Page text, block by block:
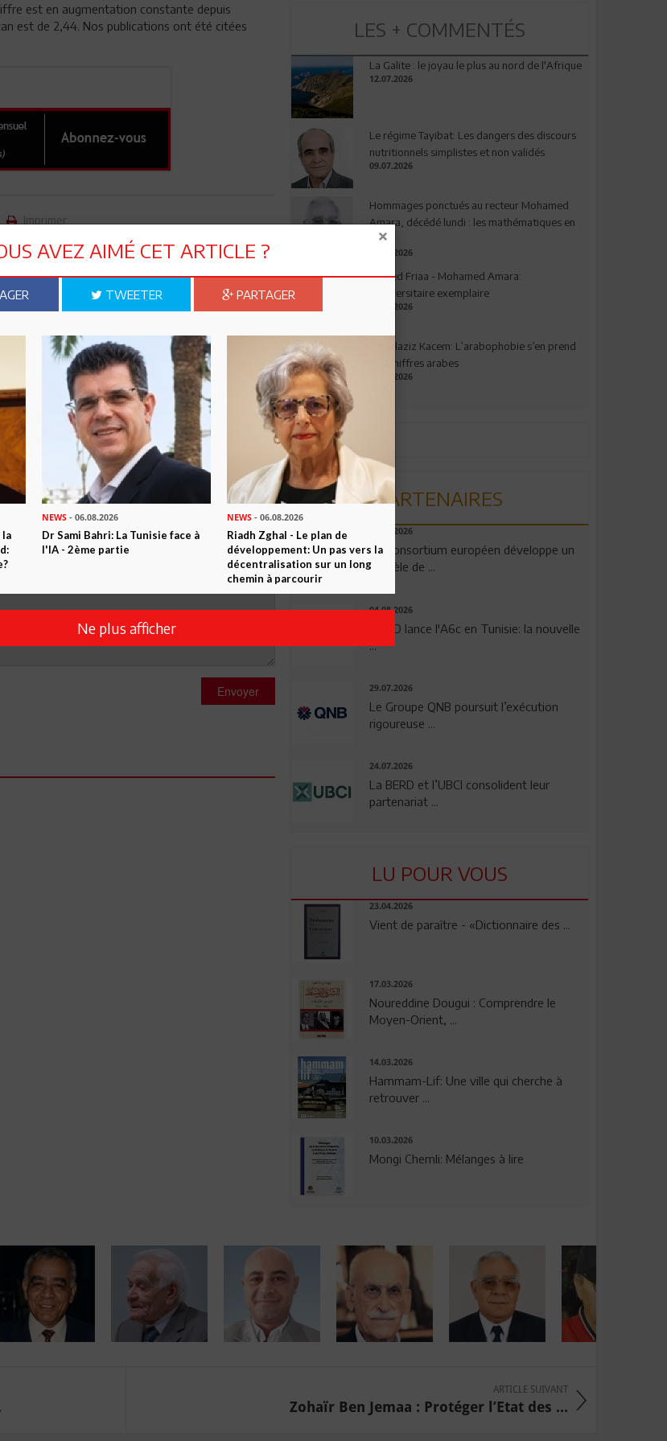
est en augmentation constante depuis
est de 2,44. Nos publications ont été citées
Imprimer
LE AVEC VOS AMIS !
ABONNEZ-VOUS
ARTICLE
1Commentaire
Commenter
Envoyer
LES + COMMENTÉS
La Galite : le joyau le plus au nord de l'Afrique
12.07.2026
Le régime Tayibat: Les dangers des discours
nutritionnels simplistes et non validés
09.07.2026
Hommages ponctués au recteur Mohamed
Amara, décédé lundi : les mathématiques en
deuil
03.08.2026
Ahmed Friaa - Mohamed Amara:
l’Universitaire exemplaire
04.08.2026
Abdelaziz Kacem: L’arabophobie s’en prend
aux chiffres arabes
09.07.2026
PARTENAIRES
06.08.2026
Un consortium européen développe un
modèle de ...
04.08.2026
OPPO lance l'A6c en Tunisie: la nouvelle
...
29.07.2026
Le Groupe QNB poursuit l’exécution
rigoureuse ...
24.07.2026
La BERD et l’UBCI consolident leur
partenariat ...
LU POUR VOUS
23.04.2026
Vient de paraître - «Dictionnaire des ...
17.03.2026
Noureddine Dougui : Comprendre le
Moyen-Orient, ...
14.03.2026
Hammam-Lif: Une ville qui cherche à
retrouver ...
10.03.2026
Mongi Chemli: Mélanges à lire
ARTICLE SUIVANT
Zohaïr Ben Jemaa : Protéger l’Etat des ...
AVEZ AIMÉ CET ARTICLE ?
TWEETER PARTAGER
la
NEWS - 06.08.2026
Dr Sami Bahri: La Tunisie face à
l'IA - 2ème partie
NEWS- 06.08.2026
Riadh Zghal - Le plan de
développement: Un pas vers la
décentralisation sur un long
chemin à parcourir
Ne plus afficher